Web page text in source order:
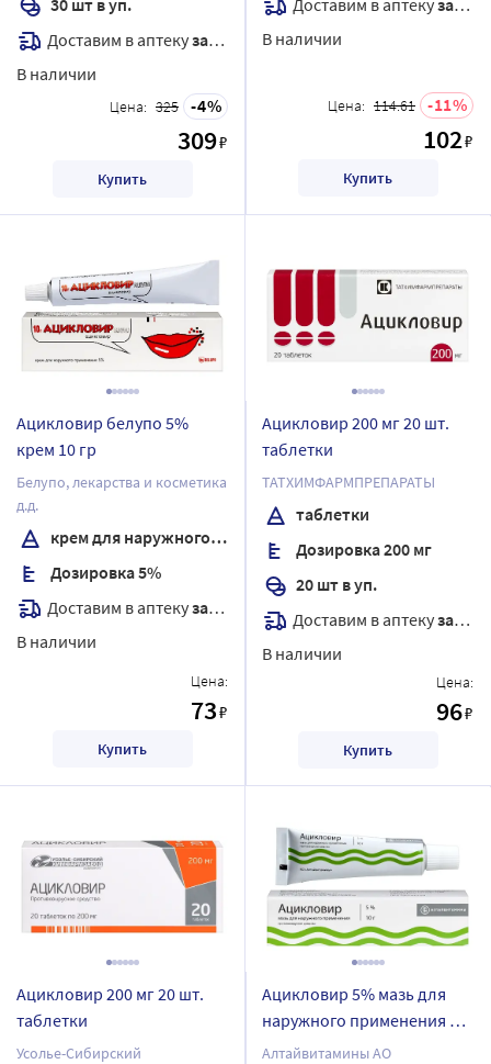
Доставим в аптекузавтра
В наличии
Цена: 325 4
309₽
Купить
В наличии
Цена: 114.61 11
102₽
Купить
Ацикловир белупо 5%
крем 10 гр
Белупо, лекарства и косметика
д.д.
крем для наружного применения
Дозировка 5%
Доставим в аптекузавтра
В наличии
Цена:
73₽
Купить
Ацикловир 200 мг 20 шт.
таблетки
ТАТХИМФАРМПРЕПАРАТЫ
таблетки
Дозировка 200 мг
20 шт в уп.
Доставим в аптекузавтра
В наличии
Цена:
96₽
Купить
Ацикловир 200 мг 20 шт.
таблетки
Усолье-Сибирский
Ацикловир 5% мазь для
наружного применения 10
гр
Алтайвитамины АО